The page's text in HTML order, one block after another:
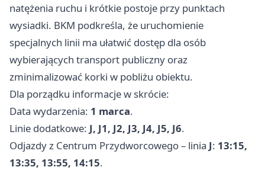
natężenia ruchu i krótkie postoje przy punktach
wysiadki. BKM podkreśla, że uruchomienie
specjalnych linii ma ułatwić dostęp dla osób
wybierających transport publiczny oraz
zminimalizować korki w pobliżu obiektu.
Dla porządku informacje w skrócie:
Data wydarzenia: 1 marca.
Linie dodatkowe: J, J1, J2, J3, J4, J5, J6.
Odjazdy z Centrum Przydworcowego – linia J: 13:15,
13:35, 13:55, 14:15.